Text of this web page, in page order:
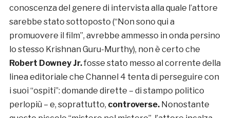
conoscenza del genere di intervista alla quale l’attore
sarebbe stato sottoposto (“Non sono qui a
promuovere il film”, avrebbe ammesso in onda persino
lo stesso Krishnan Guru-Murthy), non è certo che
Robert Downey Jr.fosse stato messo al corrente della
linea editoriale che Channel 4 tenta di perseguire con
i suoi “ospiti”: domande dirette – di stampo politico
perlopiù – e, soprattutto, controverse.Nonostante